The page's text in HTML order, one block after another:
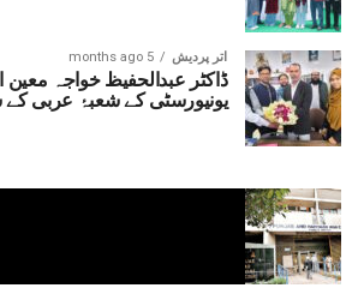
اتر پردیش 5 months ago
ڈاکٹر عبدالحفیظ خواجہ معین
یونیورسٹی کے شعبۂ عربی